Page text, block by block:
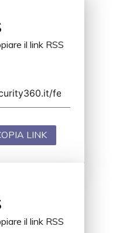
il link RSS
LINK
il link RSS